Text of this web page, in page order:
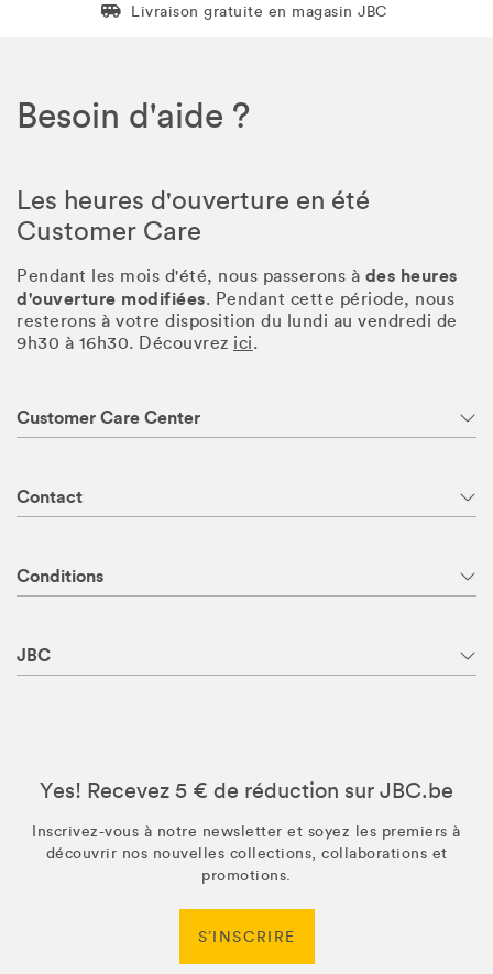
Livraison gratuite en magasin JBC
Livraison gratuite en magasin JBC
Besoin d'aide ?
Les heures d'ouverture en été
Customer Care
Pendant les mois d'été, nous passerons à des heures
d'ouverture modifiées. Pendant cette période, nous
resterons à votre disposition du lundi au vendredi de
9h30 à 16h30. Découvrez ici.
Customer Care Center
Contact
Conditions
JBC
Yes! Recevez 5 € de réduction sur JBC.be
Inscrivez-vous à notre newsletter et soyez les premiers à
découvrir nos nouvelles collections, collaborations et
promotions.
S’INSCRIRE